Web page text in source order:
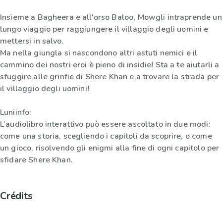
Insieme a Bagheera e all'orso Baloo, Mowgli intraprende un
lungo viaggio per raggiungere il villaggio degli uomini e
mettersi in salvo.
Ma nella giungla si nascondono altri astuti nemici e il
cammino dei nostri eroi è pieno di insidie! Sta a te aiutarli a
sfuggire alle grinfie di Shere Khan e a trovare la strada per
il villaggio degli uomini!
Luniinfo:
L’audiolibro interattivo può essere ascoltato in due modi:
come una storia, scegliendo i capitoli da scoprire, o come
un gioco, risolvendo gli enigmi alla fine di ogni capitolo per
sfidare Shere Khan.
Crédits